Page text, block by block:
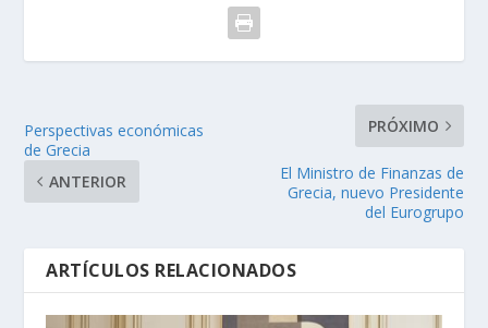
Perspectivas económicas
de Grecia
ANTERIOR
PRÓXIMO
El Ministro de Finanzas de
Grecia, nuevo Presidente
del Eurogrupo
ARTÍCULOS RELACIONADOS